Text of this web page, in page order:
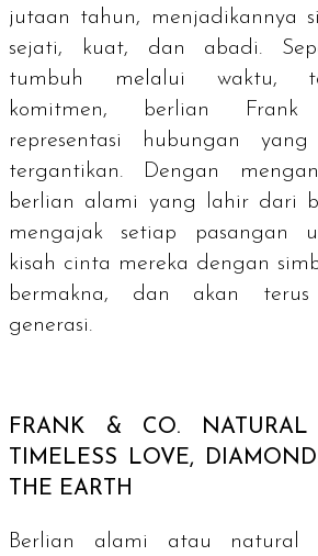
jutaan tahun, menjadikannya
sejati, kuat, dan abadi.
tumbuh melalui waktu,
komitmen, berlian
representasi hubungan
tergantikan. Dengan
berlian alami yang lahir dari
mengajak setiap pasangan
kisah cinta mereka dengan
bermakna, dan akan
generasi.
FRANK & CO.
TIMELESS LOVE,
THE EARTH
Berlian alami atau natural